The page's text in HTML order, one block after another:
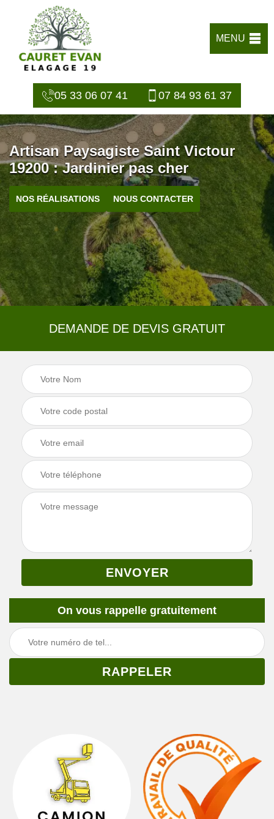
MENU
05 33 06 07 41 07 84 93 61 37
Artisan Paysagiste Saint Victour
19200 : Jardinier pas cher
NOS RÉALISATIONS NOUS CONTACTER
DEMANDE DE DEVIS GRATUIT
On vous rappelle gratuitement